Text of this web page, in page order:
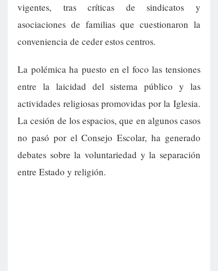
vigentes, tras críticas de sindicatos y
asociaciones de familias que cuestionaron la
conveniencia de ceder estos centros.
La polémica ha puesto en el foco las tensiones
entre la laicidad del sistema público y las
actividades religiosas promovidas por la Iglesia.
La cesión de los espacios, que en algunos casos
no pasó por el Consejo Escolar, ha generado
debates sobre la voluntariedad y la separación
entre Estado y religión.